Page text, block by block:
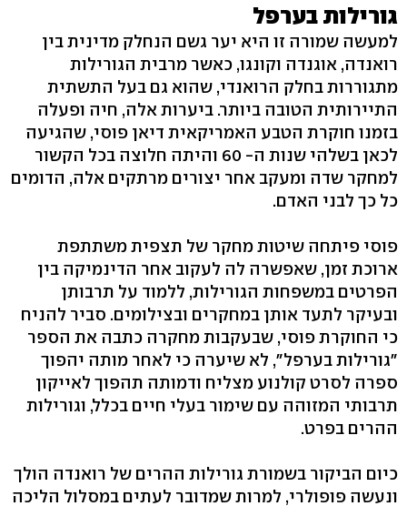
גורילות בערפל
למעשה שמורה זו היא יער גשם הנחלק מדינית בין
רואנדה, אוגנדה וקונגו, כאשר מרבית הגורילות
מתגוררות בחלק הרואנדי, שהוא גם בעל התשתית
התיירותית הטובה ביותר. ביערות אלה, חיה ופעלה
בזמנו חוקרת הטבע האמריקאית דיאן פוסי, שהגיעה
לכאן בשלהי שנות ה- 60 והיתה חלוצה בכל הקשור
למחקר שדה ומעקב אחר יצורים מרתקים אלה, הדומים
כל כך לבני האדם.
פוסי פיתחה שיטות מחקר של תצפית משתתפת
ארוכת זמן, שאפשרה לה לעקוב אחר הדינמיקה בין
הפרטים במשפחות הגורילות, ללמוד על תרבותן
ובעיקר לתעד אותן במחקרים ובצילומים. סביר להניח
כי החוקרת פוסי, שבעקבות מחקרה כתבה את הספר
"גורילות בערפל", לא שיערה כי לאחר מותה יהפוך
ספרה לסרט קולנוע מצליח ודמותה תהפוך לאייקון
תרבותי המזוהה עם שימור בעלי חיים בכלל, וגורילות
ההרים בפרט.
כיום הביקור בשמורת גורילות ההרים של רואנדה הולך
ונעשה פופולרי, למרות שמדובר לעתים במסלול הליכה